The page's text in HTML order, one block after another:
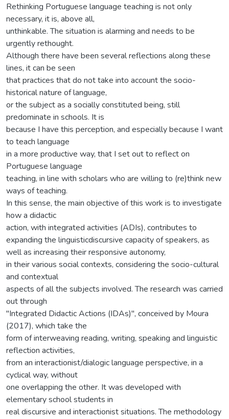
Rethinking Portuguese language teaching is not only
necessary, it is, above all,
unthinkable. The situation is alarming and needs to be
urgently rethought.
Although there have been several reflections along these
lines, it can be seen
that practices that do not take into account the socio-
historical nature of language,
or the subject as a socially constituted being, still
predominate in schools. It is
because I have this perception, and especially because I want
to teach language
in a more productive way, that I set out to reflect on
Portuguese language
teaching, in line with scholars who are willing to (re)think new
ways of teaching.
In this sense, the main objective of this work is to investigate
how a didactic
action, with integrated activities (ADIs), contributes to
expanding the linguisticdiscursive capacity of speakers, as
well as increasing their responsive autonomy,
in their various social contexts, considering the socio-cultural
and contextual
aspects of all the subjects involved. The research was carried
out through
"Integrated Didactic Actions (IDAs)", conceived by Moura
(2017), which take the
form of interweaving reading, writing, speaking and linguistic
reflection activities,
from an interactionist/dialogic language perspective, in a
cyclical way, without
one overlapping the other. It was developed with
elementary school students in
real discursive and interactionist situations. The methodology